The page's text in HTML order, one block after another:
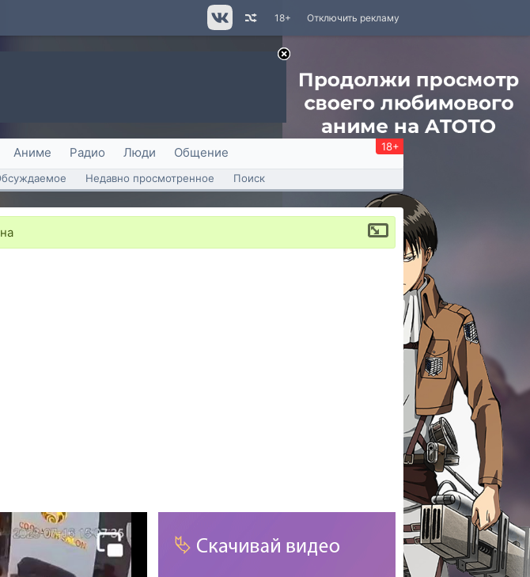
Отключить рекламу
18+
Аниме Радио Люди Общение 18+
Недавно просмотренное Поиск